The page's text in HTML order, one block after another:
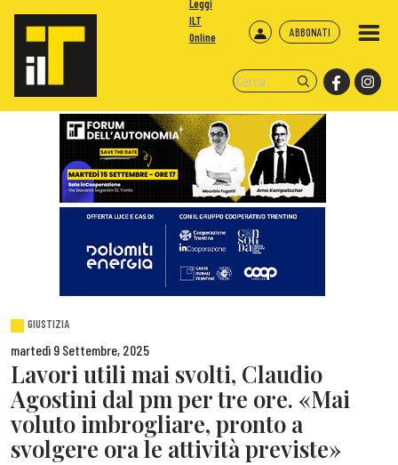
ABBONATI
Leggi
ILT
Online
GIUSTIZIA
martedì 9 Settembre, 2025
Lavori utili mai svolti, Claudio
Agostini dal pm per tre ore. «Mai
voluto imbrogliare, pronto a
svolgere ora le attività previste»